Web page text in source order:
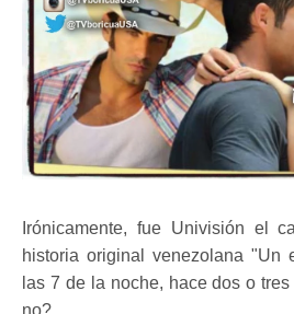
Irónicamente, fue Univisión el
historia original venezolana "Un
las 7 de la noche, hace dos o
no?